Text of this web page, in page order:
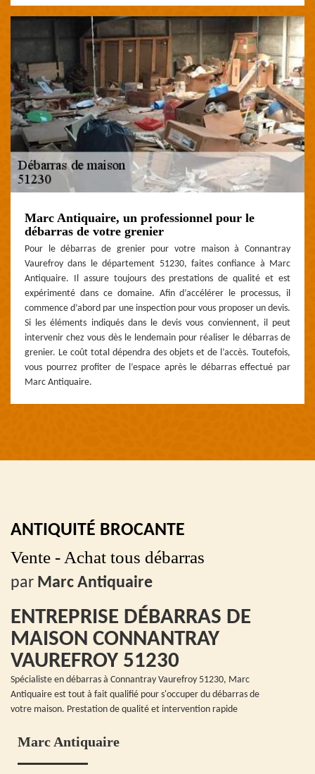
Marc Antiquaire, un professionnel pour le
débarras de votre grenier
Pour le débarras de grenier pour votre maison à Connantray
Vaurefroy dans le département 51230, faites confiance à Marc
Antiquaire. Il assure toujours des prestations de qualité et est
expérimenté dans ce domaine. Afin d’accélérer le processus, il
commence d’abord par une inspection pour vous proposer un devis.
Si les éléments indiqués dans le devis vous conviennent, il peut
intervenir chez vous dès le lendemain pour réaliser le débarras de
grenier. Le coût total dépendra des objets et de l’accès. Toutefois,
vous pourrez profiter de l’espace après le débarras effectué par
Marc Antiquaire.
ANTIQUITÉ BROCANTE
Vente - Achat tous débarras
par Marc Antiquaire
ENTREPRISE DÉBARRAS DE
MAISON CONNANTRAY
VAUREFROY 51230
Spécialiste en débarras à Connantray Vaurefroy 51230, Marc
Antiquaire est tout à fait qualifié pour s'occuper du débarras de
votre maison. Prestation de qualité et intervention rapide
Marc Antiquaire